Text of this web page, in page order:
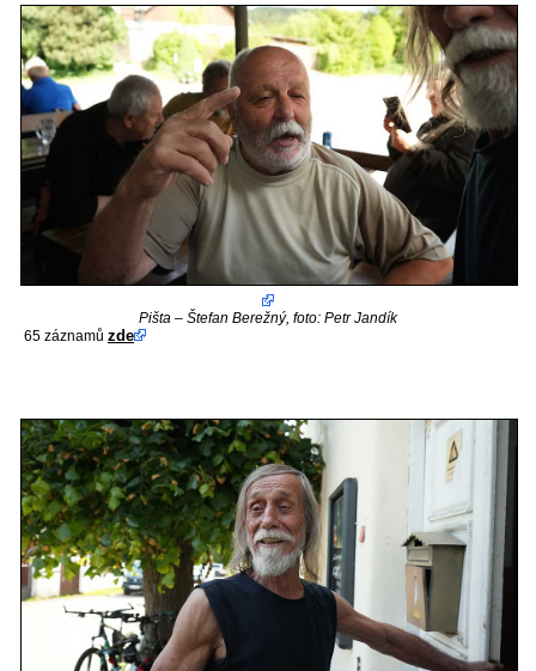
Pišta – Štefan Berežný, foto: Petr Jandík
65 záznamů zde